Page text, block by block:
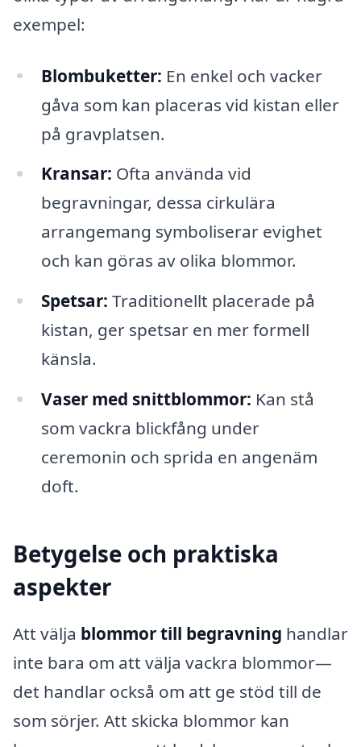
exempel:
Blombuketter: En enkel och vacker
gåva som kan placeras vid kistan eller
på gravplatsen.
Kransar: Ofta använda vid
begravningar, dessa cirkulära
arrangemang symboliserar evighet
och kan göras av olika blommor.
Spetsar: Traditionellt placerade på
kistan, ger spetsar en mer formell
känsla.
Vaser med snittblommor: Kan stå
som vackra blickfång under
ceremonin och sprida en angenäm
doft.
Betygelse och praktiska
aspekter
Att välja blommor till begravning handlar
inte bara om att välja vackra blommor—
det handlar också om att ge stöd till de
som sörjer. Att skicka blommor kan